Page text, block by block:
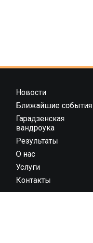
Новости
Ближайшие события
Гарадзенская
вандроука
Результаты
О нас
Услуги
Контакты